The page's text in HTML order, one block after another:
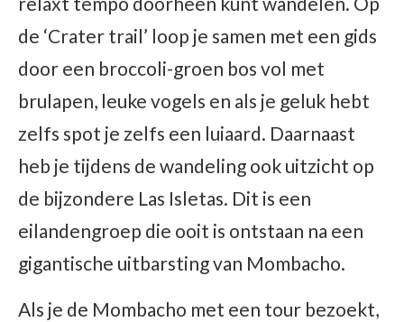
de ‘Crater trail’ loop je samen met een gids
door een broccoli-groen bos vol met
brulapen, leuke vogels en als je geluk hebt
zelfs spot je zelfs een luiaard. Daarnaast
heb je tijdens de wandeling ook uitzicht op
de bijzondere Las Isletas. Dit is een
eilandengroep die ooit is ontstaan na een
gigantische uitbarsting van Mombacho.
Als je de Mombacho met een tour bezoekt,